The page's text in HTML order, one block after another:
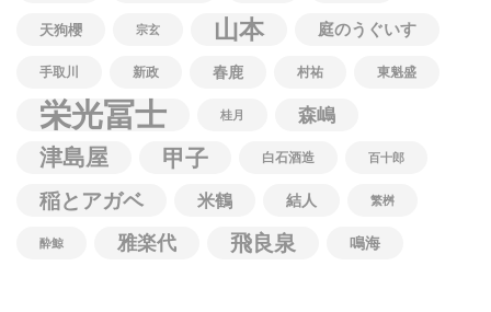
天狗櫻 宗玄 山本 庭のうぐいす
手取川 新政 春鹿 村祐 東魁盛
栄光冨士 桂月 森嶋
津島屋 甲子 白石酒造 百十郎
稲とアガベ 米鶴 結人 繁桝
酔鯨 雅楽代 飛良泉 鳴海